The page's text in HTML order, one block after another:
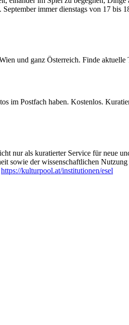
immer dienstags von 17 bis
und ganz Österreich. Finde aktuelle
im Postfach haben. Kostenlos.
nur als kuratierter Service für neue
sowie der wissenschaftlichen
https://kulturpool.at/institutionen/esel